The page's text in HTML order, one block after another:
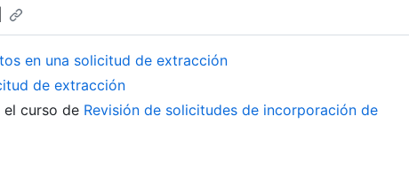
en una solicitud de extracción
de extracción
el curso de Revisión de solicitudes de incorporación de